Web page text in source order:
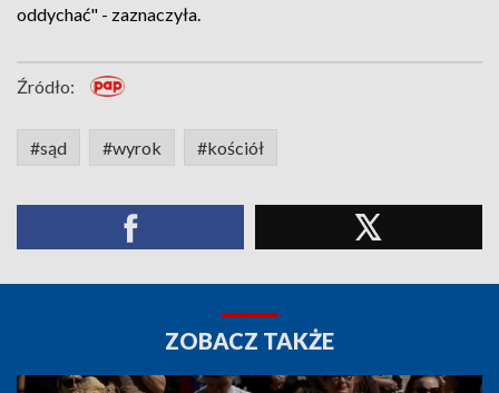
oddychać" - zaznaczyła.
Źródło:
#sąd #wyrok #kościół
ZOBACZ TAKŻE